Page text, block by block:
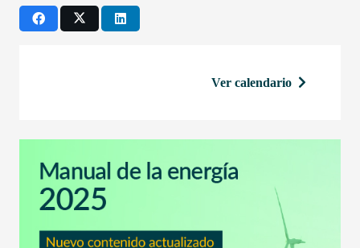
Ver calendario